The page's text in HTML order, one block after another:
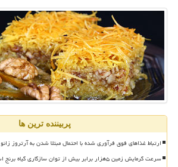
پربیننده ترین ها
ارتباط غذاهای فوق فرآوری شده با احتمال مبتلا شدن به آرتروز زانو
سرعت گرمایش زمین ۵هزار برابر بیش از توان سازگاری گیاه برنج است